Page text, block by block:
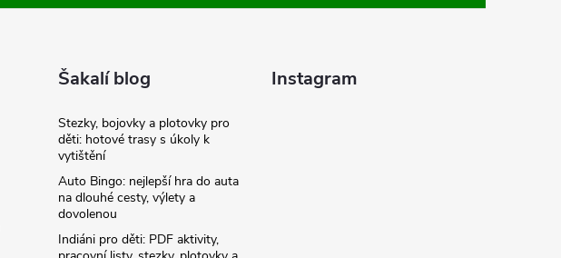
Šakalí blog
Stezky, bojovky a plotovky pro
děti: hotové trasy s úkoly k
vytištění
Auto Bingo: nejlepší hra do auta
na dlouhé cesty, výlety a
dovolenou
Indiáni pro děti: PDF aktivity,
Instagram